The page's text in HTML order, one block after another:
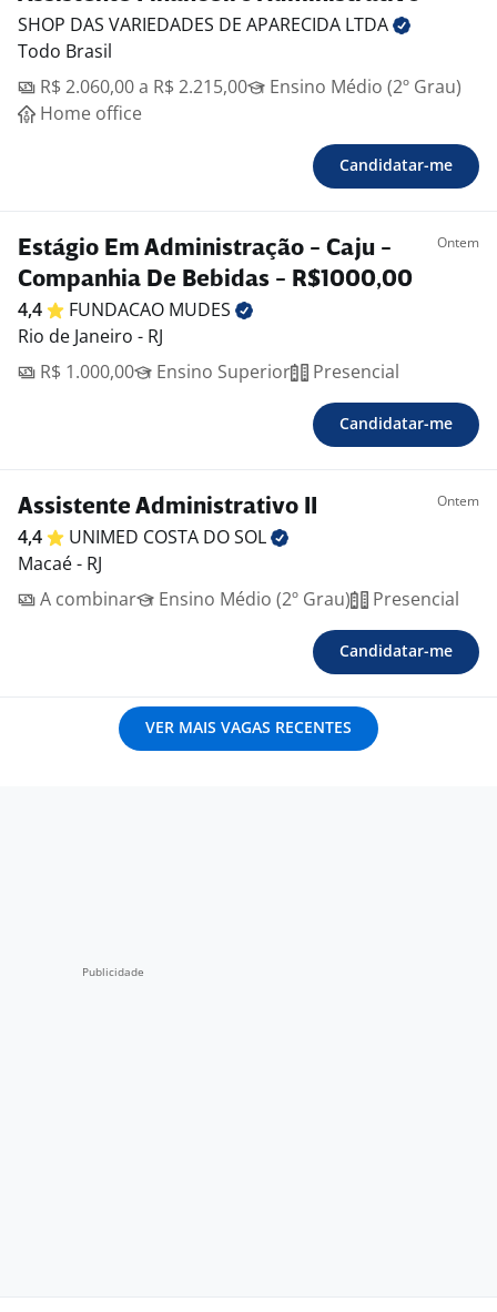
SHOP DAS VARIEDADES DE APARECIDA LTDA
Todo Brasil
R$ 2.060,00 a R$ 2.215,00
Ensino Médio (2º Grau)
Home office
Candidatar-me
Estágio Em Administração - Caju -
Companhia De Bebidas - R$1000,00
Ontem
4,4 FUNDACAO MUDES
Rio de Janeiro - RJ
R$ 1.000,00
Ensino Superior Presencial
Candidatar-me
Assistente Administrativo II Ontem
4,4 UNIMED COSTA DOSOL
Macaé - RJ
A combinar
Ensino Médio (2º Grau) Presencial
Candidatar-me
VER MAIS VAGAS RECENTES